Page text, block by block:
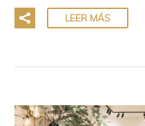
LEER MÁS